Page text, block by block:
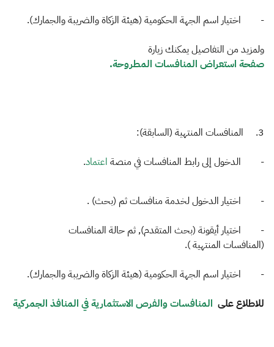
- اختيار اسم الجهة الحكومية (هيئة الزكاة والضريبة والجمارك).
ولمزيد من التفاصيل يمكنك زيارة
صفحة استعراض المنافسات المطروحة.
3. المنافسات المنتهية (السابقة):
- الدخول إلى رابط المنافسات في منصة اعتماد.
- اختيار الدخول لخدمة منافسات ثم (بحث) .
- اختيار أيقونة (بحث المتقدم), ثم حالة المنافسات
(المنافسات المنتهية ).
- اختيار اسم الجهة الحكومية (هيئة الزكاة والضريبة والجمارك).
للاطلاع على المنافسات والفرص الاستثمارية في المنافذ الجمركية